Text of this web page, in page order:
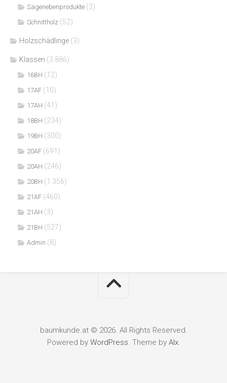
Sägenebenprodukte (3)
Schnittholz (52)
Holzschädlinge (3)
Klassen (3.886)
16BH (12)
17AF (10)
17AH (41)
18BH (234)
19BH (300)
20AF (691)
20AH (246)
20BH (1.356)
21AF (460)
21AH (3)
21BH (527)
Admin (8)
baumkunde.at © 2026. All Rights Reserved.
Powered by WordPress. Theme by Alx.